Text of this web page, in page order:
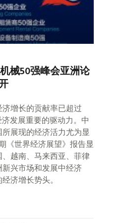
械50强峰会亚洲论
增长的贡献率已超过
发展重要的驱动力。中
展现的经济活力尤为显
《世界经济展望》报告显
越南、马来西亚、菲律
兴市场和发展中经济
济增长势头。